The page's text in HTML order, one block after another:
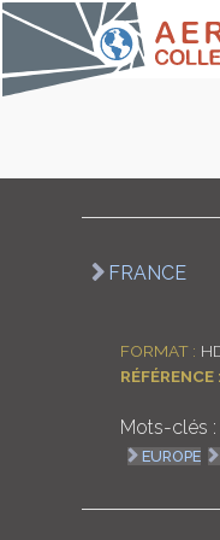
FRANCE
FORMAT :
RÉFÉRENCE :
Mots-clés :
EUROPE